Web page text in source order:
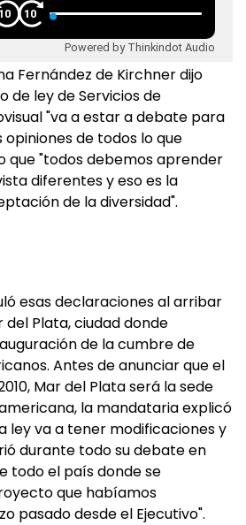
10 10
Powered by Thinkindot Audio
Fernández de Kirchner dijo
de ley de Servicios de
"va a estar a debate para
opiniones de todos lo que
que "todos debemos aprender
diferentes y eso es la
de la diversidad".
esas declaraciones al arribar
Plata, ciudad donde
de la cumbre de
Antes de anunciar que el
Mar del Plata será la sede
la mandataria explicó
ley va a tener modificaciones y
durante todo su debate en
todo el país donde se
que habíamos
pasado desde el Ejecutivo".